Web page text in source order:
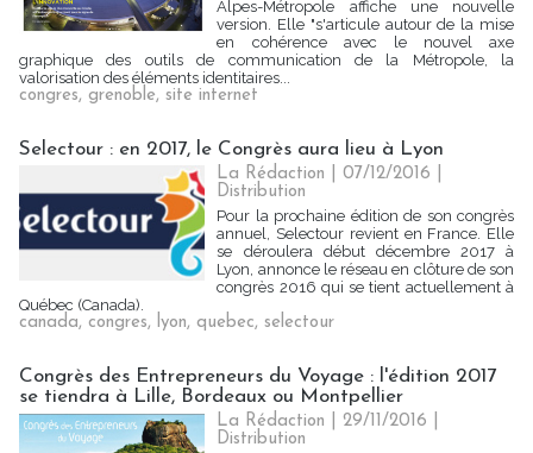
Alpes-Métropole affiche une nouvelle
version. Elle "s'articule autour de la mise
en cohérence avec le nouvel axe
graphique des outils de communication de la Métropole, la
valorisation des éléments identitaires...
congres, grenoble, site internet
Selectour : en 2017, le Congrès aura lieu à Lyon
La Rédaction | 07/12/2016
Distribution
Pour la prochaine édition de son congrès
annuel, Selectour revient en France. Elle
se déroulera début décembre 2017 à
Lyon, annonce le réseau en clôture de son
congrès 2016 qui se tient actuellement à
Québec (Canada).
canada, congres, lyon, quebec, selectour
Congrès des Entrepreneurs du Voyage : l'édition 2017
se tiendra à Lille, Bordeaux ou Montpellier
La Rédaction | 29/11/2016
Distribution